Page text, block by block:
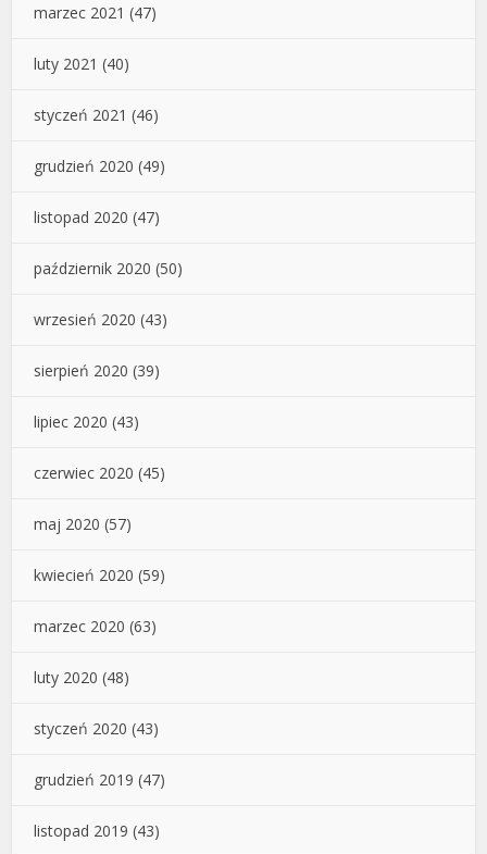
marzec 2021 (47)
luty 2021 (40)
styczeń 2021 (46)
grudzień 2020 (49)
listopad 2020 (47)
październik 2020 (50)
wrzesień 2020 (43)
sierpień 2020 (39)
lipiec 2020 (43)
czerwiec 2020 (45)
maj 2020 (57)
kwiecień 2020 (59)
marzec 2020 (63)
luty 2020 (48)
styczeń 2020 (43)
grudzień 2019 (47)
listopad 2019 (43)